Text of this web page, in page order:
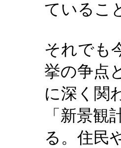
ているこ
それでも
挙の争点
に深く関
「新景
る。住民